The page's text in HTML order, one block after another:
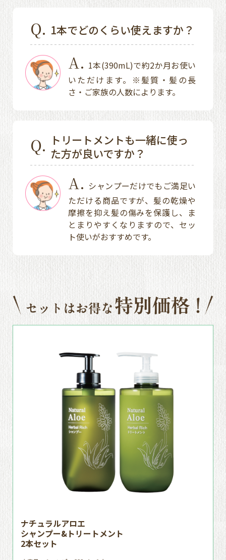
Q. 1本でどのくらい使えますか？
A. 1本(390mL)で約2か月お使い
いただけます。※髪質・髪の長
さ・ご家族の人数によります。
Q. トリートメントも一緒に使っ
た方が良いですか？
A. シャンプーだけでもご満足い
ただける商品ですが、髪の乾燥や
摩擦を抑え髪の傷みを保護し、ま
とまりやすくなりますので、セッ
ト使いがおすすめです。
ナチュラルアロエ
シャンプー&トリートメント
2本セット